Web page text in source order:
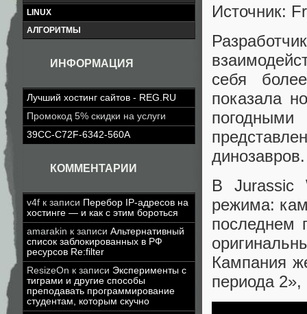
LINUX
АЛГОРИТМЫ
ИНФОРМАЦИЯ
Лучший хостинг сайтов - REG.RU
Промокод 5% скидки на услуги
39CC-C72F-6342-560A
КОММЕНТАРИИ
v4f к записи Перебор IP-адресов на
хостинге — и как с этим бороться
amarakin к записи Альтернативный
список заблокированных в РФ
ресурсов Re:filter
ResizeOn к записи Эксперименты с
тиграми и другие способы
преподавать программирование
студентам, которым скучно
Источник:
себя
показала
В Jurassic
режима:
последнем
Кампания
периода